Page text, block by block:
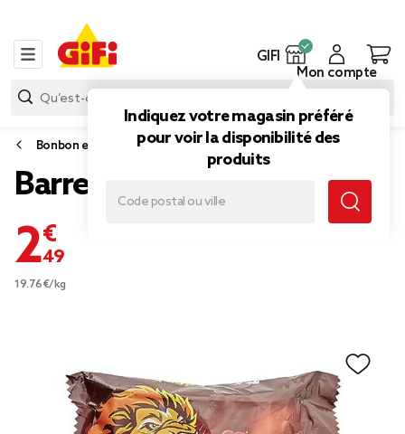
GIFI
Indiquez votre magasin préféré
pour voir la disponibilité des
produits
Mon compte
Bonbon et gourmandise
Barre chocolatée Lion x3
2,49 €
19.76€/kg